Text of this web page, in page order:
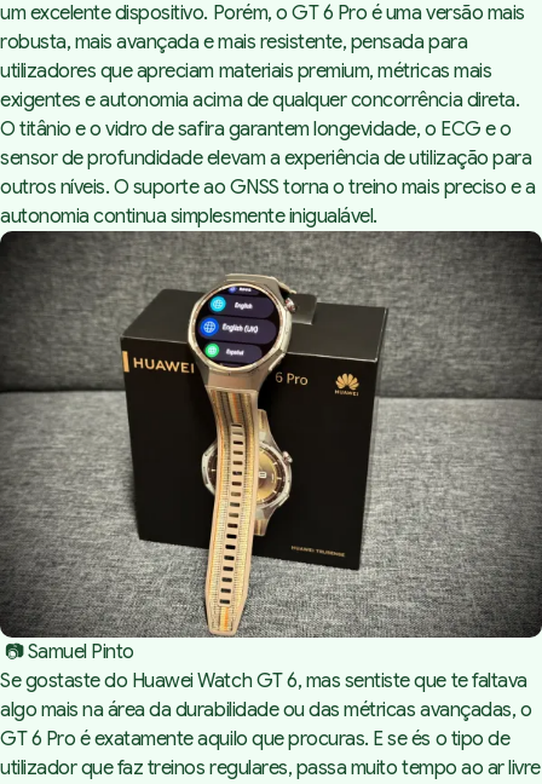
um excelente dispositivo. Porém, o GT 6 Pro é uma versão mais
robusta, mais avançada e mais resistente, pensada para
utilizadores que apreciam materiais premium, métricas mais
exigentes e autonomia acima de qualquer concorrência direta.
O titânio e o vidro de safira garantem longevidade, o ECG e o
sensor de profundidade elevam a experiência de utilização para
outros níveis. O suporte ao GNSS torna o treino mais preciso e a
autonomia continua simplesmente inigualável.
📷 Samuel Pinto
Se gostaste do Huawei Watch GT 6, mas sentiste que te faltava
algo mais na área da durabilidade ou das métricas avançadas, o
GT 6 Pro é exatamente aquilo que procuras. E se és o tipo de
utilizador que faz treinos regulares, passa muito tempo ao ar livre